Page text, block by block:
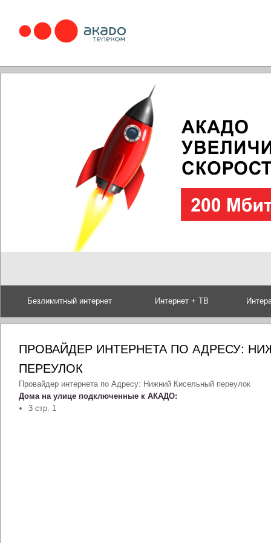
Безлимитный интернет Интернет + ТВ
ПРОВАЙДЕР ИНТЕРНЕТА ПО АДРЕСУ:
ПЕРЕУЛОК
Провайдер интернета по Адресу: Нижний Кисельный переулок
Дома на улице подключенные к АКАДО:
3 стр. 1